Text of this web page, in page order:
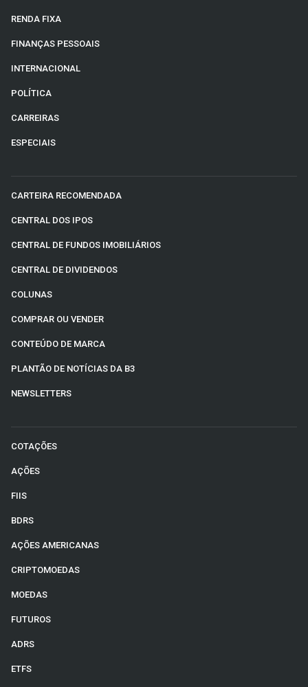
RENDA FIXA
FINANÇAS PESSOAIS
INTERNACIONAL
POLÍTICA
CARREIRAS
ESPECIAIS
CARTEIRA RECOMENDADA
CENTRAL DOS IPOS
CENTRAL DE FUNDOS IMOBILIÁRIOS
CENTRAL DE DIVIDENDOS
COLUNAS
COMPRAR OU VENDER
CONTEÚDO DE MARCA
PLANTÃO DE NOTÍCIAS DA B3
NEWSLETTERS
COTAÇÕES
AÇÕES
FIIS
BDRS
AÇÕES AMERICANAS
CRIPTOMOEDAS
MOEDAS
FUTUROS
ADRS
ETFS